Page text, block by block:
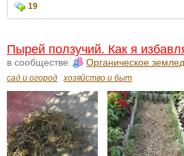
19
Пырей ползучий. Как я
в сообществе Органическое
сад и огород хозяйство и быт